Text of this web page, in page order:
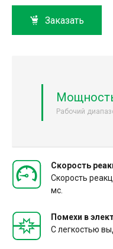
Заказать
Рабочий
Скорость
Скорость
мс.
Помехи в
С легкостью